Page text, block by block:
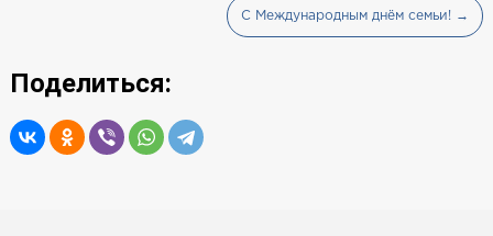
С Международным днём семьи! →
Поделиться: